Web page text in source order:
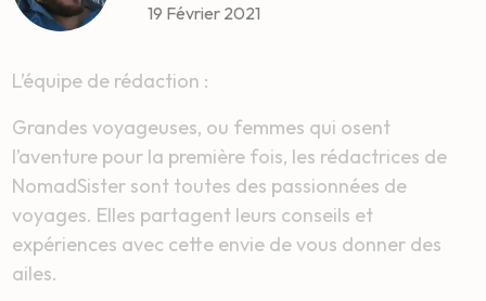
19 Février 2021
L’équipe de rédaction :
Grandes voyageuses, ou femmes qui osent
l’aventure pour la première fois, les rédactrices de
NomadSister sont toutes des passionnées de
voyages. Elles partagent leurs conseils et
expériences avec cette envie de vous donner des
ailes.